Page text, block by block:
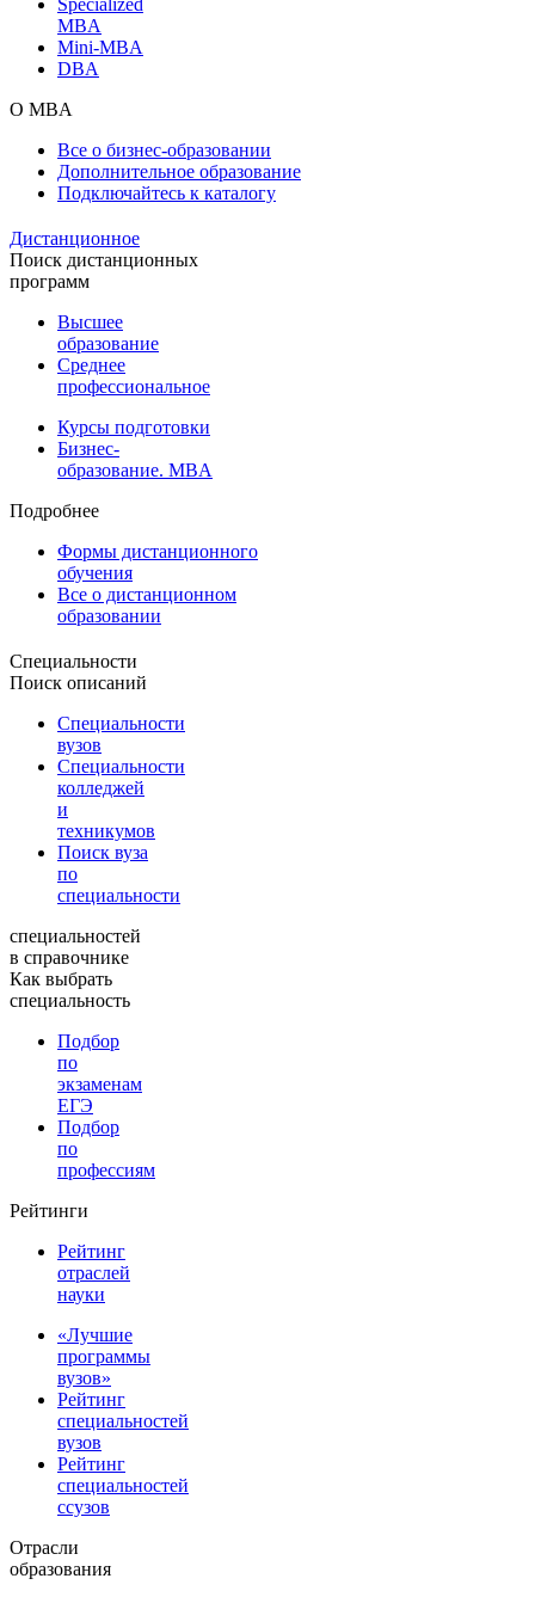
MBA
Mini-MBA
DBA
О MBA
Все о бизнес-образовании
Дополнительное образование
Подключайтесь к каталогу
Дистанционное
Поиск дистанционных
программ
Высшее
образование
Среднее
профессиональное
Курсы подготовки
Бизнес-
образование. MBA
Подробнее
Формы дистанционного
обучения
Все о дистанционном
образовании
Специальности
Поиск описаний
Специальности
вузов
Специальности
колледжей
и
техникумов
Поиск вуза
по
специальности
специальностей
в справочнике
Как выбрать
специальность
Подбор
по
экзаменам
ЕГЭ
Подбор
по
профессиям
Рейтинги
Рейтинг
отраслей
науки
«Лучшие
программы
вузов»
Рейтинг
специальностей
вузов
Рейтинг
специальностей
ссузов
Отрасли
образования